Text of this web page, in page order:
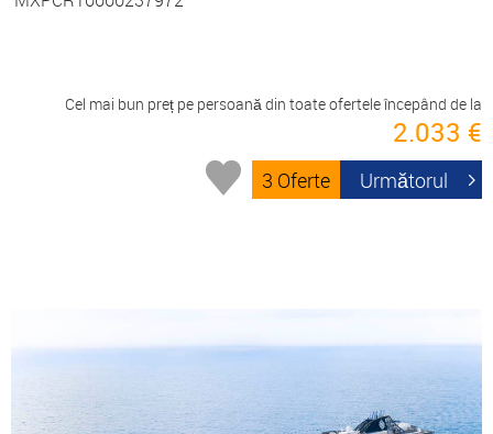
Cel mai bun preț pe persoană din toate ofertele începând de la
2.033 €
3 Oferte Următorul